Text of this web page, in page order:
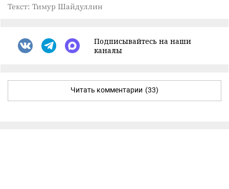
Текст: Тимур Шайдуллин
Подписывайтесь на наши
каналы
Читать комментарии (33)